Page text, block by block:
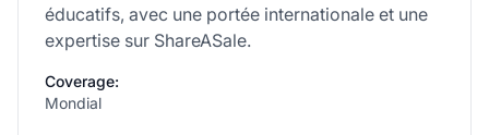
éducatifs, avec une portée internationale et une
expertise sur ShareASale.
Coverage:
Mondial